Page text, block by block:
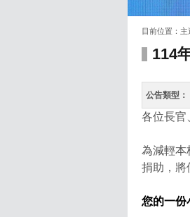
目前位置： 主
114
公告類型：
各位長
為減輕本
捐助，將
您的一份